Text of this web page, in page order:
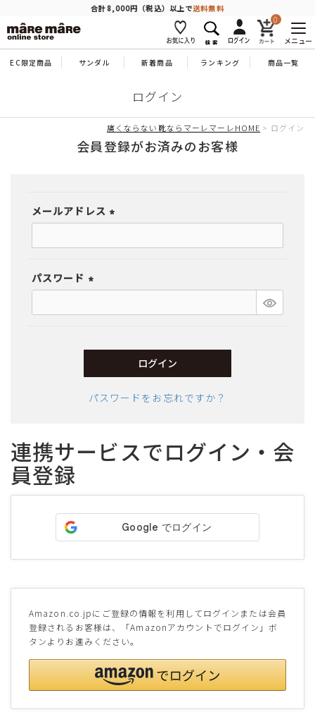
合計8,000円（税込）以上で送料無料
0
メニュー
EC限定商品 サンダル 新着商品 ランキング 商品一覧
ログイン
痛くならない靴ならマーレマーレHOME ログイン
会員登録がお済みのお客様
メールアドレス
須)
パスワード
須)
ログイン
パスワードをお忘れですか？
連携サービスでログイン・会
員登録
Amazon.co.jpにご登録の情報を利用してログインまたは会員
登録されるお客様は、「Amazonアカウントでログイン」ボ
タンよりお進みください。
商品を探す
特徴
サイズ
ヒールの高さ